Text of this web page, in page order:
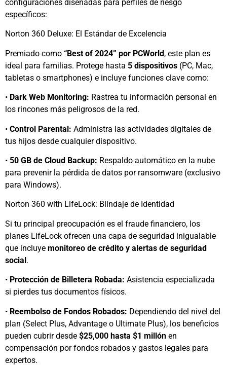
configuraciones diseñadas para perfiles de riesgo
específicos:
Norton 360 Deluxe: El Estándar de Excelencia
Premiado como “Best of 2024” por PCWorld, este plan es
ideal para familias. Protege hasta 5 dispositivos (PC, Mac,
tabletas o smartphones) e incluye funciones clave como:
• Dark Web Monitoring: Rastrea tu información personal en
los rincones más peligrosos de la red.
• Control Parental: Administra las actividades digitales de
tus hijos desde cualquier dispositivo.
• 50 GB de Cloud Backup: Respaldo automático en la nube
para prevenir la pérdida de datos por ransomware (exclusivo
para Windows).
Norton 360 with LifeLock: Blindaje de Identidad
Si tu principal preocupación es el fraude financiero, los
planes LifeLock ofrecen una capa de seguridad inigualable
que incluye monitoreo de crédito y alertas de seguridad
social.
• Protección de Billetera Robada: Asistencia especializada
si pierdes tus documentos físicos.
• Reembolso de Fondos Robados: Dependiendo del nivel del
plan (Select Plus, Advantage o Ultimate Plus), los beneficios
pueden cubrir desde $25,000 hasta $1 millón en
compensación por fondos robados y gastos legales para
expertos.